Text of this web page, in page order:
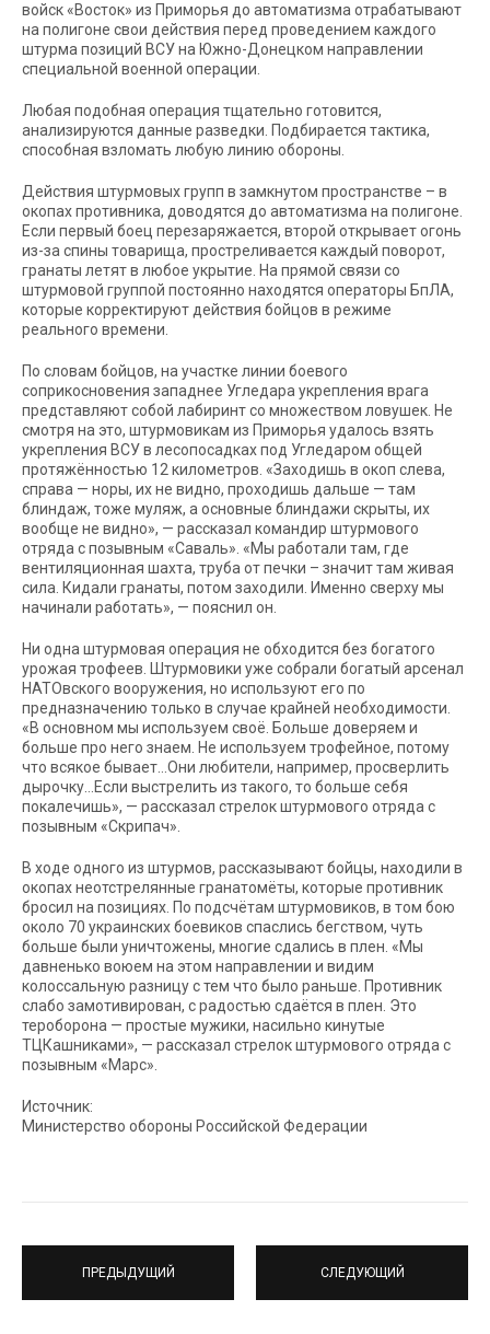
войск «Восток» из Приморья до автоматизма отрабатывают
на полигоне свои действия перед проведением каждого
штурма позиций ВСУ на Южно-Донецком направлении
специальной военной операции.
Любая подобная операция тщательно готовится,
анализируются данные разведки. Подбирается тактика,
способная взломать любую линию обороны.
Действия штурмовых групп в замкнутом пространстве – в
окопах противника, доводятся до автоматизма на полигоне.
Если первый боец перезаряжается, второй открывает огонь
из-за спины товарища, простреливается каждый поворот,
гранаты летят в любое укрытие. На прямой связи со
штурмовой группой постоянно находятся операторы БпЛА,
которые корректируют действия бойцов в режиме
реального времени.
По словам бойцов, на участке линии боевого
соприкосновения западнее Угледара укрепления врага
представляют собой лабиринт со множеством ловушек. Не
смотря на это, штурмовикам из Приморья удалось взять
укрепления ВСУ в лесопосадках под Угледаром общей
протяжённостью 12 километров. «Заходишь в окоп слева,
справа — норы, их не видно, проходишь дальше — там
блиндаж, тоже муляж, а основные блиндажи скрыты, их
вообще не видно», — рассказал командир штурмового
отряда с позывным «Саваль». «Мы работали там, где
вентиляционная шахта, труба от печки – значит там живая
сила. Кидали гранаты, потом заходили. Именно сверху мы
начинали работать», — пояснил он.
Ни одна штурмовая операция не обходится без богатого
урожая трофеев. Штурмовики уже собрали богатый арсенал
НАТОвского вооружения, но используют его по
предназначению только в случае крайней необходимости.
«В основном мы используем своё. Больше доверяем и
больше про него знаем. Не используем трофейное, потому
что всякое бывает…Они любители, например, просверлить
дырочку…Если выстрелить из такого, то больше себя
покалечишь», — рассказал стрелок штурмового отряда с
позывным «Скрипач».
В ходе одного из штурмов, рассказывают бойцы, находили в
окопах неотстрелянные гранатомёты, которые противник
бросил на позициях. По подсчётам штурмовиков, в том бою
около 70 украинских боевиков спаслись бегством, чуть
больше были уничтожены, многие сдались в плен. «Мы
давненько воюем на этом направлении и видим
колоссальную разницу с тем что было раньше. Противник
слабо замотивирован, с радостью сдаётся в плен. Это
тероборона — простые мужики, насильно кинутые
ТЦКашниками», — рассказал стрелок штурмового отряда с
позывным «Марс».
Источник:
Министерство обороны Российской Федерации
ПРЕДЫДУЩИЙ СЛЕДУЮЩИЙ